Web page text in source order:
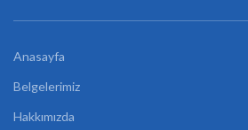
Anasayfa
Belgelerimiz
Hakkımızda